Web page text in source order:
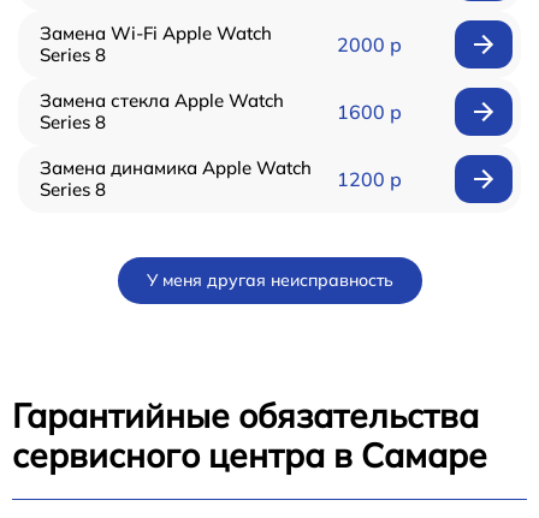
Замена Wi-Fi Apple Watch
Series 8
2000 р
Замена стекла Apple Watch
Series 8
1600 р
Замена динамика Apple Watch
Series 8
1200 р
У меня другая неисправность
Гарантийные обязательства
сервисного центра в Самаре